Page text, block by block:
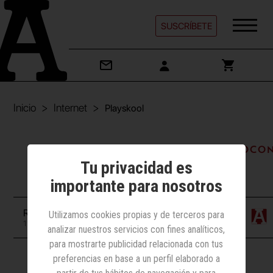
SUSCRÍBETE
Inicio Internet Playskool
Internet | Juegos/Juguetes/
Playskool
Redacción
11 julio 2011
Tu privacidad es
importante para nosotros
Utilizamos cookies propias y de terceros para
analizar nuestros servicios con fines analíticos,
para mostrarte publicidad relacionada con tus
preferencias en base a un perfil elaborado a